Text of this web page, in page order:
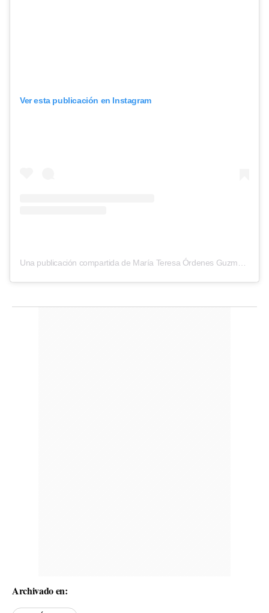
Ver esta publicación en Instagram
Una publicación compartida de María Teresa Órdenes Guzman (@pepa_dominga)
Archivado en: